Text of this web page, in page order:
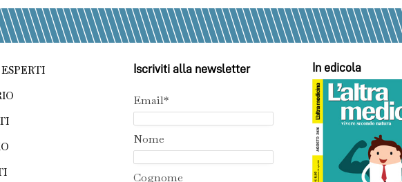
Iscriviti alla newsletter
Email*
Nome
Cognome
In edicola